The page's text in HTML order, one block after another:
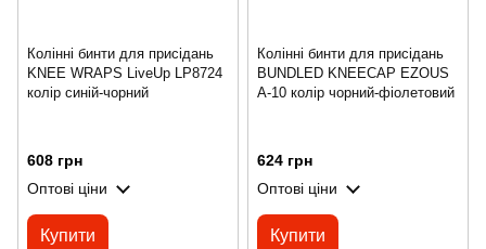
Колінні бинти для присідань
KNEE WRAPS LiveUp LP8724
колір синій-чорний
608 грн
Оптові ціни
Купити
Колінні бинти для присідань
BUNDLED KNEECAP EZOUS
A-10 колір чорний-фіолетовий
624 грн
Оптові ціни
Купити